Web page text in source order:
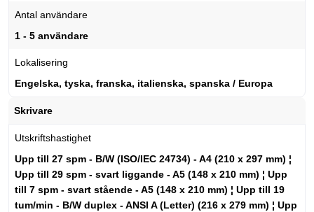
Antal användare
1 - 5 användare
Lokalisering
Engelska, tyska, franska, italienska, spanska / Europa
Skrivare
Utskriftshastighet
Upp till 27 spm - B/W (ISO/IEC 24734) - A4 (210 x 297 mm) ¦
Upp till 29 spm - svart liggande - A5 (148 x 210 mm) ¦ Upp
till 7 spm - svart stående - A5 (148 x 210 mm) ¦ Upp till 19
tum/min - B/W duplex - ANSI A (Letter) (216 x 279 mm) ¦ Upp